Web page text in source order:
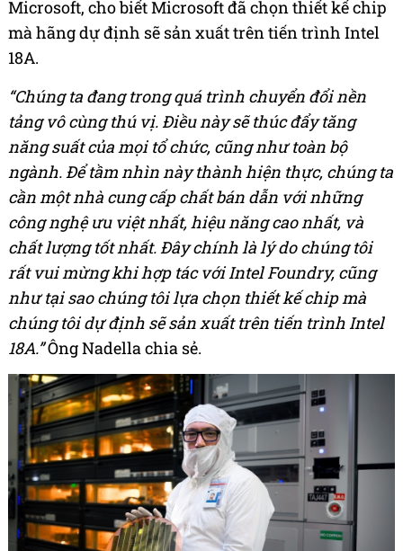
Microsoft, cho biết Microsoft đã chọn thiết kế chip
mà hãng dự định sẽ sản xuất trên tiến trình Intel
18A.
“Chúng ta đang trong quá trình chuyển đổi nền
tảng vô cùng thú vị. Điều này sẽ thúc đẩy tăng
năng suất của mọi tổ chức, cũng như toàn bộ
ngành. Để tầm nhìn này thành hiện thực, chúng ta
cần một nhà cung cấp chất bán dẫn với những
công nghệ ưu việt nhất, hiệu năng cao nhất, và
chất lượng tốt nhất. Đây chính là lý do chúng tôi
rất vui mừng khi hợp tác với Intel Foundry, cũng
như tại sao chúng tôi lựa chọn thiết kế chip mà
chúng tôi dự định sẽ sản xuất trên tiến trình Intel
18A.”Ông Nadella chia sẻ.